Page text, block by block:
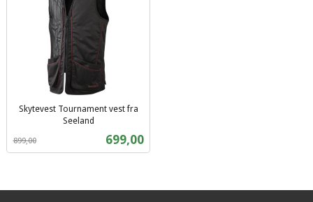
Skytevest Tournament vest fra
Seeland
Tilbud
699,00
899,00
mva.